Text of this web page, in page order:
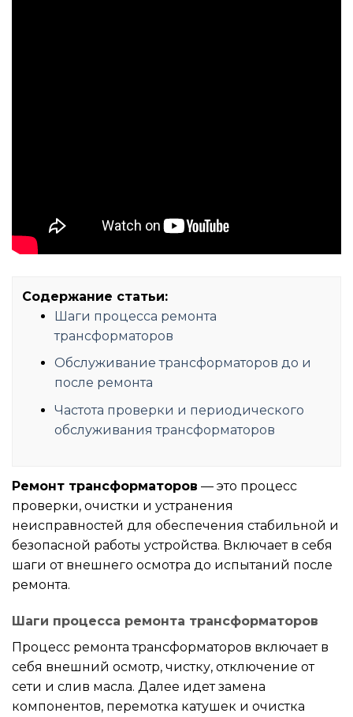
Содержание статьи:
Шаги процесса ремонта
трансформаторов
Обслуживание трансформаторов до и
после ремонта
Частота проверки и периодического
обслуживания трансформаторов
Ремонт трансформаторов — это процесс
проверки, очистки и устранения
неисправностей для обеспечения стабильной и
безопасной работы устройства. Включает в себя
шаги от внешнего осмотра до испытаний после
ремонта.
Шаги процесса ремонта трансформаторов
Процесс ремонта трансформаторов включает в
себя внешний осмотр, чистку, отключение от
сети и слив масла. Далее идет замена
компонентов, перемотка катушек и очистка